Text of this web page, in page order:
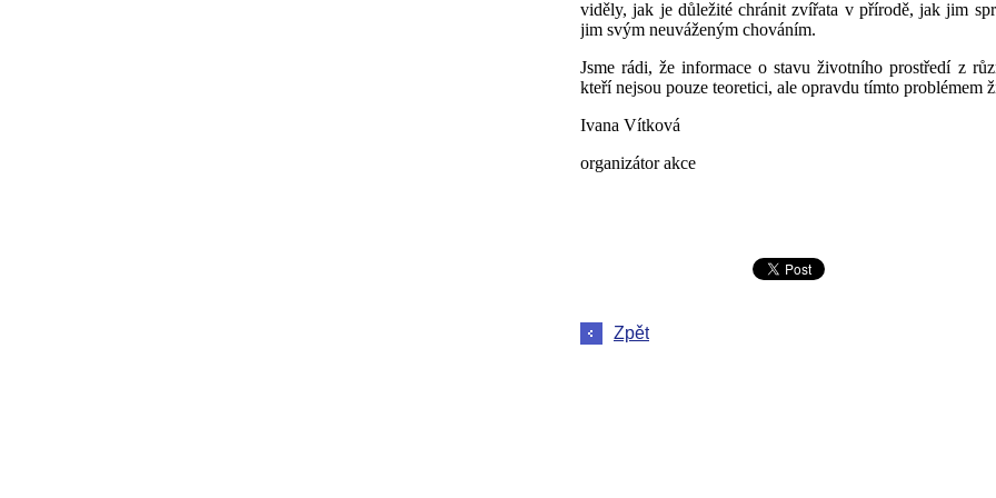
viděly, jak je důležité chránit zvířata v přírodě, jak jim
jim svým neuváženým chováním.
Jsme rádi, že informace o stavu životního prostředí z
kteří nejsou pouze teoretici, ale opravdu tímto problémem
Ivana Vítková
organizátor akce
Zpět